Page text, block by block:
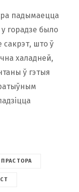
падымаецца
горадзе было
сакрэт, што ў
халадней,
ў гэтыя
ПРАСТОРА